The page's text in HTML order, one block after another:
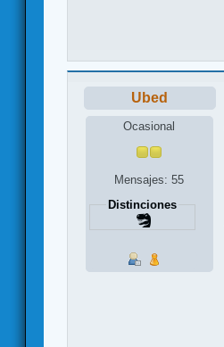
Ubed
Ocasional
Mensajes: 55
Distinciones